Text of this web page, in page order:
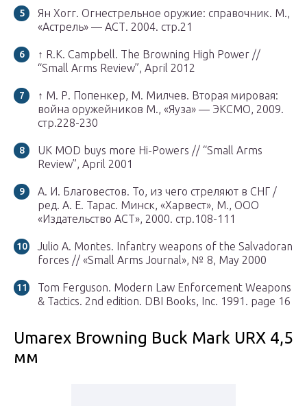
Ян Хогг. Огнестрельное оружие: справочник. М.,
«Астрель» — АСТ. 2004. стр.21
↑ R.K. Campbell. The Browning High Power //
“Small Arms Review”, April 2012
↑ М. Р. Попенкер, М. Милчев. Вторая мировая:
война оружейников М., «Яуза» — ЭКСМО, 2009.
стр.228-230
UK MOD buys more Hi-Powers // “Small Arms
Review”, April 2001
А. И. Благовестов. То, из чего стреляют в СНГ /
ред. А. Е. Тарас. Минск, «Харвест», М., ООО
«Издательство АСТ», 2000. стр.108-111
Julio A. Montes. Infantry weapons of the Salvadoran
forces // «Small Arms Journal», № 8, May 2000
Tom Ferguson. Modern Law Enforcement Weapons
& Tactics. 2nd edition. DBI Books, Inc. 1991. page 16
Umarex Browning Buck Mark URX 4,5
мм